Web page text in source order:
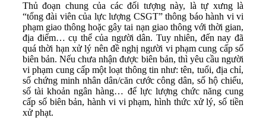
Thủ đoạn chung của các đối tượng này, là tự xưng là
“tổng đài viên của lực lượng CSGT” thông báo hành vi vi
phạm giao thông hoặc gây tai nạn giao thông với thời gian,
địa điểm… cụ thể của người dân. Tuy nhiên, đến nay đã
quá thời hạn xử lý nên đề nghị người vi phạm cung cấp số
biên bản. Nếu chưa nhận được biên bản, thì yêu cầu người
vi phạm cung cấp một loạt thông tin như: tên, tuổi, địa chỉ,
số chứng minh nhân dân/căn cước công dân, số hộ chiếu,
số tài khoản ngân hàng… để lực lượng chức năng cung
cấp số biên bản, hành vi vi phạm, hình thức xử lý, số tiền
xử phạt.